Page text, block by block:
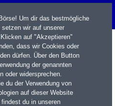
Um dir das bestmögliche
wir auf unserer
auf "Akzeptieren"
dass wir Cookies oder
dürfen. Über den Button
der genannten
oder widersprechen.
du der Verwendung von
auf dieser Website
du in unseren